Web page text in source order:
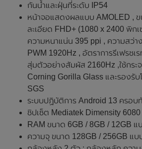
กันน้ำและฝุ่นที่ระดับ IP54
หน้าจอแสดงผลแบบ AMOLED , ข
ละเอียด FHD+ (1080 x 2400 พิก
ความหนาแน่น 395 ppi , ความสว่
PWM 1920Hz , อัตราการรีเฟรชเ
สุ่มตัวอย่างสัมผัส 2160Hz ,ใช้กร
Corning Gorilla Glass และรองรั
SGS
ระบบปฏิบัติการ Android 13 ครอบ
ชิปเซ็ต Mediatek Dimensity 6080
RAM ขนาด 6GB / 8GB / 12GB
ความจุ ขนาด 128GB / 256GB แบ